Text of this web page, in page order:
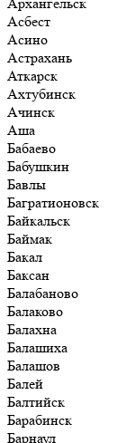
Асбест
Асино
Астрахань
Аткарск
Ахтубинск
Ачинск
Аша
Бабаево
Бабушкин
Бавлы
Багратионовск
Байкальск
Баймак
Бакал
Баксан
Балабаново
Балаково
Балахна
Балашиха
Балашов
Балей
Балтийск
Барабинск
Барнаул